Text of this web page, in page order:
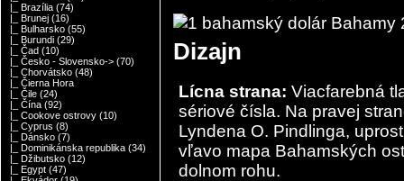
|_ Brazília (74)
|_ Brunej (16)
|_ Bulharsko (55)
|_ Burundi (29)
|_ Čad (10)
|_ Česko - Slovensko-> (70)
|_ Chorvátsko (48)
|_ Čierna Hora
|_ Čile (24)
|_ Čína (92)
|_ Cookove ostrovy (10)
|_ Cyprus (8)
|_ Dánsko (7)
|_ Dominikánska republika (34)
|_ Džibutsko (12)
|_ Egypt (47)
Dizajn
Lícna strana: Viacfarebná
sériové čísla. Na pravej
Lyndena O. Pindlinga,
vľavo mapa Bahamských
dolnom rohu.